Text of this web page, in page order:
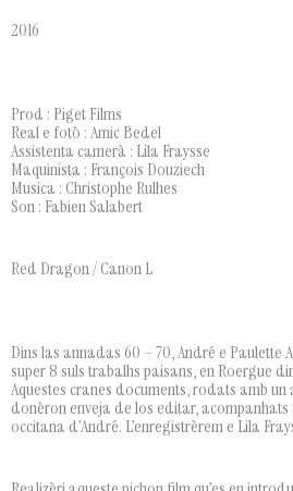
2016
Prod : Piget Films
Real e fotò : Amic Bedel
Assistenta camerà : Lila Fraysse
Maquinista : François Douziech
Musica : Christophe Rulhes
Son : Fabien Salabert
Red Dragon / Canon L
Dins las annadas 60 – 70, André e Paulette
super 8 suls trabalhs paisans, en Roergue
Aquestes cranes documents, rodats amb
donèron enveja de los editar,
occitana d’André. L’enregistrèrem e Lila